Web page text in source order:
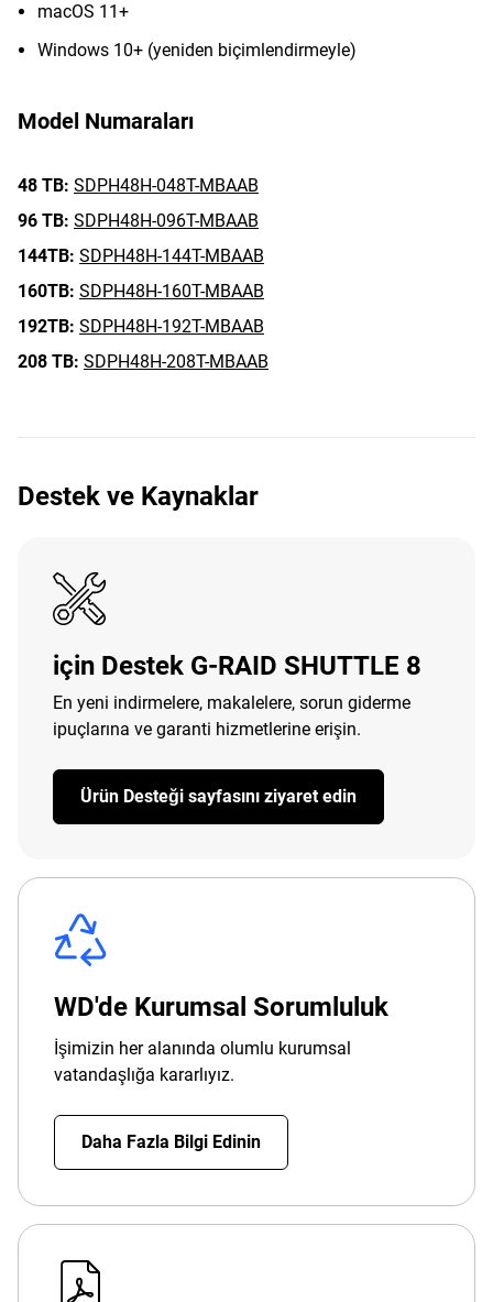
macOS 11+
Windows 10+ (yeniden biçimlendirmeyle)
Model Numaraları
48 TB: SDPH48H-048T-MBAAB
96 TB: SDPH48H-096T-MBAAB
144TB: SDPH48H-144T-MBAAB
160TB: SDPH48H-160T-MBAAB
192TB: SDPH48H-192T-MBAAB
208 TB: SDPH48H-208T-MBAAB
Destek ve Kaynaklar
için Destek G-RAID SHUTTLE 8
En yeni indirmelere, makalelere, sorun giderme
ipuçlarına ve garanti hizmetlerine erişin.
Ürün Desteği sayfasını ziyaret edin
WD'de Kurumsal Sorumluluk
İşimizin her alanında olumlu kurumsal
vatandaşlığa kararlıyız.
Daha Fazla Bilgi Edinin